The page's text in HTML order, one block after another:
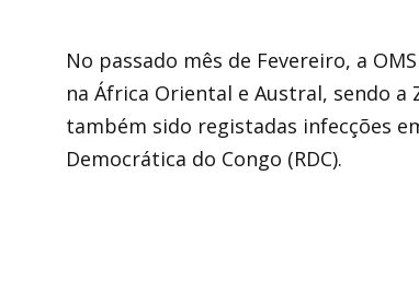
No passado mês de Fevereiro, a
na África Oriental e Austral, sendo
também sido registadas infecções
Democrática do Congo (RDC).